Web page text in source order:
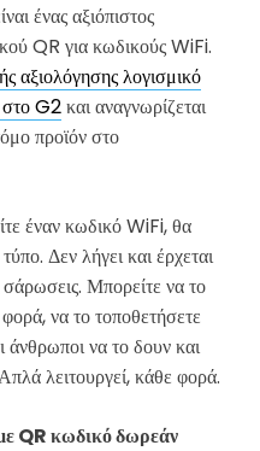
ένας αξιόπιστος
QR για κωδικούς WiFi.
αξιολόγησης λογισμικό
στο G2και αναγνωρίζεται
προϊόν στο
έναν κωδικό WiFi, θα
Δεν λήγει και έρχεται
σάρωσεις. Μπορείτε να το
να το τοποθετήσετε
να το δουν και
λειτουργεί, κάθε φορά.
QR κωδικό δωρεάν